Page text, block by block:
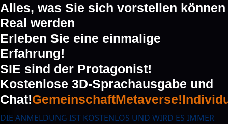
Alles, was Sie sich vorstellen können
Real werden
Erleben Sie eine einmalige
Erfahrung!
SIE sind der Protagonist!
Kostenlose 3D-Sprachausgabe und
Chat!GemeinschaftMetaverse!
DIE ANMELDUNG IST KOSTENLOS UND WIRD ES IMMER